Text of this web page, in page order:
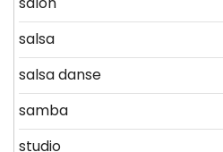
salsa
salsa danse
samba
studio